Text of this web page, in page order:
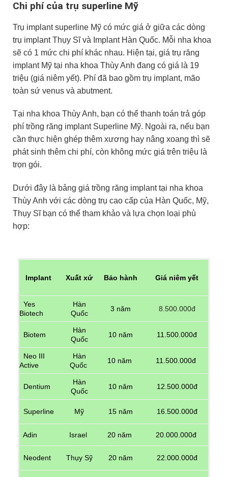
Chi phí của trụ superline Mỹ
Trụ implant superline Mỹ có mức giá ở giữa các dòng
trụ implant Thụy Sĩ và Implant Hàn Quốc. Mỗi nha khoa
sẽ có 1 mức chi phí khác nhau. Hiện tại, giá trụ răng
implant Mỹ tại nha khoa Thùy Anh đang có giá là 19
triệu (giá niêm yết). Phí đã bao gồm trụ implant, mão
toàn sứ venus và abutment.
Tại nha khoa Thùy Anh, bạn có thể thanh toán trả góp
phí trồng răng implant Superline Mỹ. Ngoài ra, nếu bạn
cần thực hiện ghép thêm xương hay nâng xoang thì sẽ
phát sinh thêm chi phí, còn không mức giá trên triệu là
trọn gói.
Dưới đây là bảng giá trồng răng implant tại nha khoa
Thùy Anh với các dòng trụ cao cấp của Hàn Quốc, Mỹ,
Thụy Sĩ bạn có thể tham khảo và lựa chọn loại phù
hợp:
Implant Xuất xứ Bảo hành Giá niêm yết
Yes
Biotech
Hàn
Quốc
3 năm 8.500.000đ
Biotem
Hàn
Quốc
10 năm 11.500.000đ
Neo III
Active
Hàn
Quốc
10 năm 11.500.000đ
Dentium
Hàn
Quốc
10 năm 12.500.000đ
Superline Mỹ 15 năm 16.500.000đ
Adin Israel 20 năm 20.000.000đ
Neodent Thụy Sỹ 20 năm 22.000.000đ